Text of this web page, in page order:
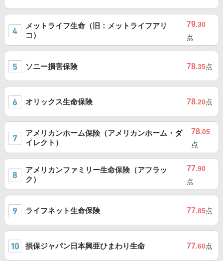
メットライフ生命（旧：メットライフアリ
コ）
79.30
点
ソニー損害保険 78.35点
オリックス生命保険 78.20点
アメリカンホーム保険（アメリカンホーム・ダ
イレクト）
78.05
点
アメリカンファミリー生命保険（アフラッ
ク）
77.90
点
ライフネット生命保険 77.85点
損保ジャパン日本興亜ひまわり生命 77.60点